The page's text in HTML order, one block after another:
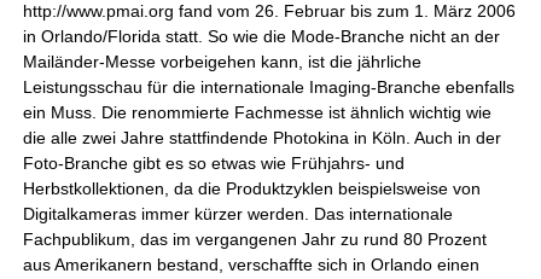
http://www.pmai.org fand vom 26. Februar bis zum 1. März 2006
in Orlando/Florida statt. So wie die Mode-Branche nicht an der
Mailänder-Messe vorbeigehen kann, ist die jährliche
Leistungsschau für die internationale Imaging-Branche ebenfalls
ein Muss. Die renommierte Fachmesse ist ähnlich wichtig wie
die alle zwei Jahre stattfindende Photokina in Köln. Auch in der
Foto-Branche gibt es so etwas wie Frühjahrs- und
Herbstkollektionen, da die Produktzyklen beispielsweise von
Digitalkameras immer kürzer werden. Das internationale
Fachpublikum, das im vergangenen Jahr zu rund 80 Prozent
aus Amerikanern bestand, verschaffte sich in Orlando einen